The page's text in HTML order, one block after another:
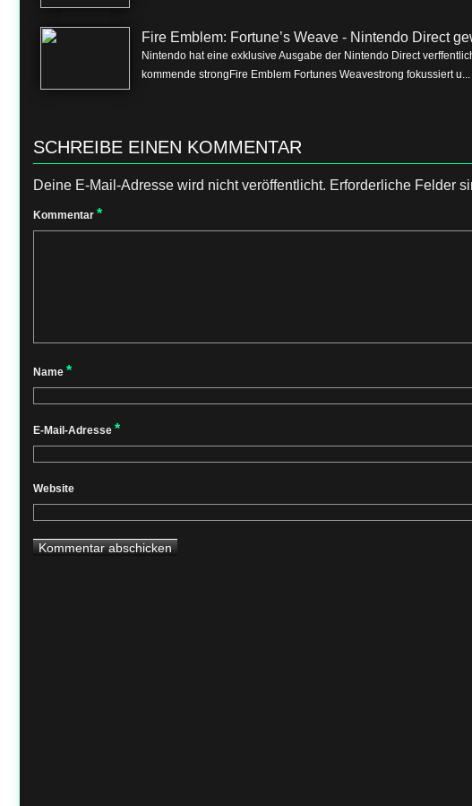
Fire Emblem: Fortune’s Weave - Nintendo Direct
Nintendo hat eine exklusive Ausgabe der Nintendo Direct
kommende strongFire Emblem Fortunes Weavestrong fokussiert u...
SCHREIBE EINEN KOMMENTAR
Deine E-Mail-Adresse wird nicht veröffentlicht. Erforderliche Felder
Kommentar *
Name *
E-Mail-Adresse *
Website